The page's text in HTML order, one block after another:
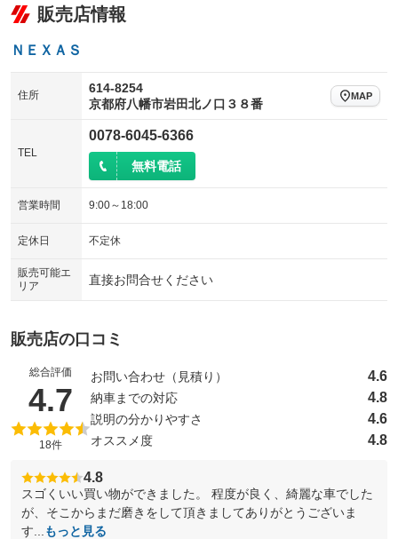
販売店情報
ＮＥＸＡＳ
住所
614-8254
京都府八幡市岩田北ノ口３８番
MAP
TEL
0078-6045-6366
無料電話
営業時間 9:00～18:00
定休日 不定休
販売可能エ
リア
直接お問合せください
販売店の口コミ
総合評価
4.7 （5点満点中）
18件
お問い合わせ（見積り） 4.6
納車までの対応 4.8
説明の分かりやすさ 4.6
オススメ度 4.8
4.8
スゴくいい買い物ができました。 程度が良く、綺麗な車でした
が、そこからまだ磨きをして頂きましてありがとうございま
す...
もっと見る